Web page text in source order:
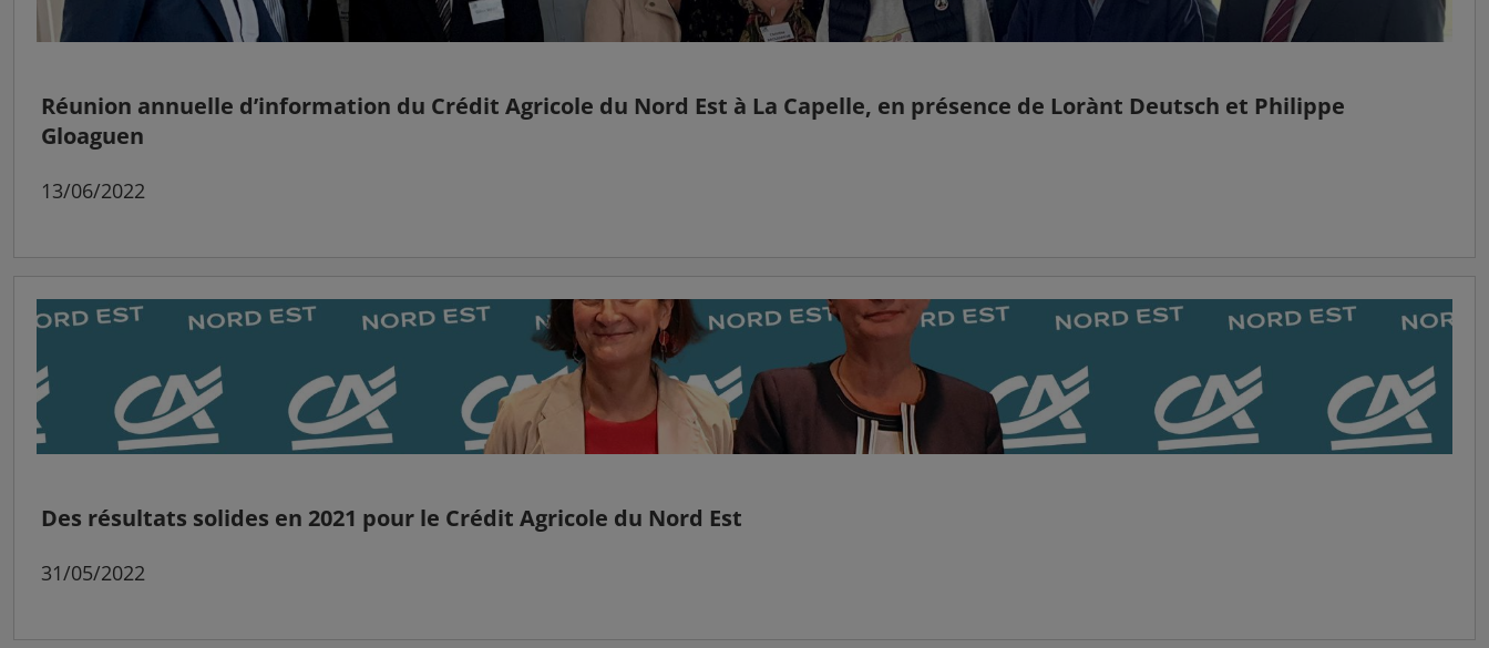
Réunion annuelle d’information du Crédit Agricole du Nord Est à La Capelle, en présence de Lorànt Deutsch et Philippe
Gloaguen
13/06/2022
Des résultats solides en 2021 pour le Crédit Agricole du Nord Est
31/05/2022